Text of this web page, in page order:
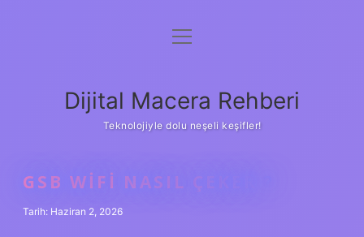
Anasayfa
Yasal Uyarı
menüyü
Dijital Macera Rehberi
Teknolojiyle dolu neşeli keşifler!
GSB WIFI NASIL ÇEKER ?
Tarih: Haziran 2, 2026